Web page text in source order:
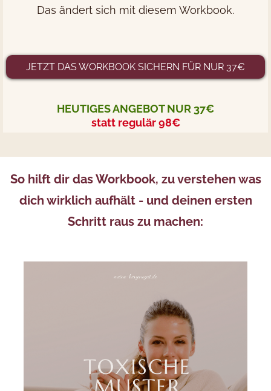
Das ändert sich mit diesem Workbook.
JETZT DAS WORKBOOK SICHERN FÜR NUR 37€
HEUTIGES ANGEBOT NUR 37€
statt regulär 98€
So hilft dir das Workbook, zu verstehen was
dich wirklich aufhält - und deinen ersten
Schritt raus zu machen: